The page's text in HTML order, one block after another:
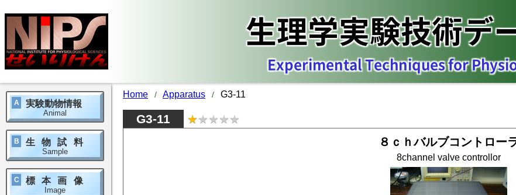
A 実験動物情報
Animal
B 生物試料
Sample
C 標本画像
Image
生理学実験技術デ
Experimental Techniques for
Home Apparatus G3-11
G3-11
８ｃｈバルブコントロー
8channel valve controllor